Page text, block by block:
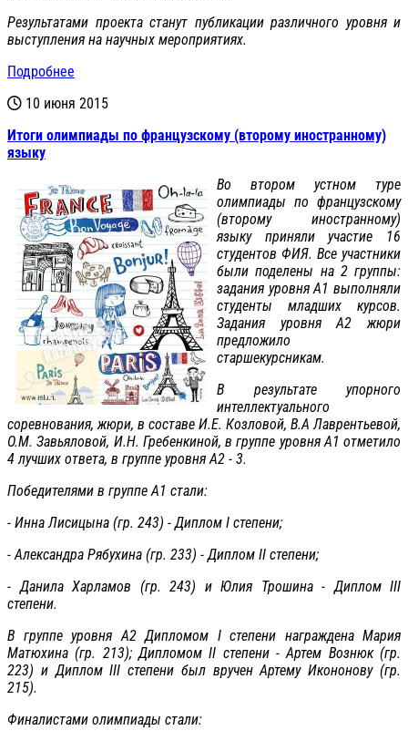
Результатами проекта станут публикации различного уровня и
выступления на научных мероприятиях.
Подробнее
10 июня 2015
Итоги олимпиады по французскому (второму иностранному)
языку
Во втором устном туре
олимпиады по французскому
(второму иностранному)
языку приняли участие 16
студентов ФИЯ. Все участники
были поделены на 2 группы:
задания уровня А1 выполняли
студенты младших курсов.
Задания уровня А2 жюри
предложило
старшекурсникам.
В результате упорного
интеллектуального
соревнования, жюри, в составе И.Е. Козловой, В.А Лаврентьевой,
О.М. Завьяловой, И.Н. Гребенкиной, в группе уровня А1 отметило
4 лучших ответа, в группе уровня А2 - 3.
Победителями в группе А1 стали:
- Инна Лисицына (гр. 243) - Диплом I степени;
- Александра Рябухина (гр. 233) - Диплом II степени;
- Данила Харламов (гр. 243) и Юлия Трошина - Диплом III
степени.
В группе уровня А2 Дипломом I степени награждена Мария
Матюхина (гр. 213); Дипломом II степени - Артем Вознюк (гр.
223) и Диплом III степени был вручен Артему Икононову (гр.
215).
Финалистами олимпиады стали: